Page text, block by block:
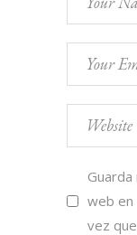
web en
vez